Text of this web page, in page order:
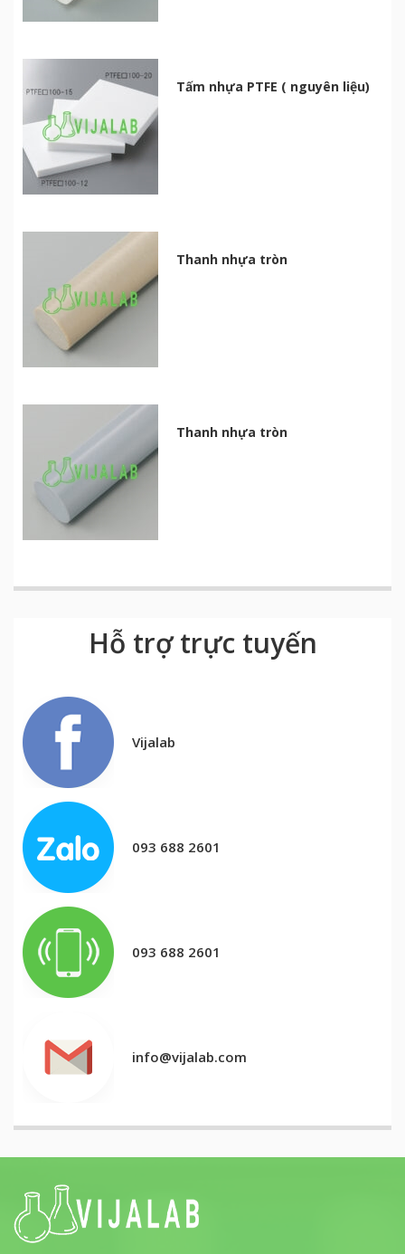
Tấm nhựa PTFE ( nguyên liệu)
Thanh nhựa tròn
Thanh nhựa tròn
Hỗ trợ trực tuyến
Vijalab
093 688 2601
093 688 2601
info@vijalab.com